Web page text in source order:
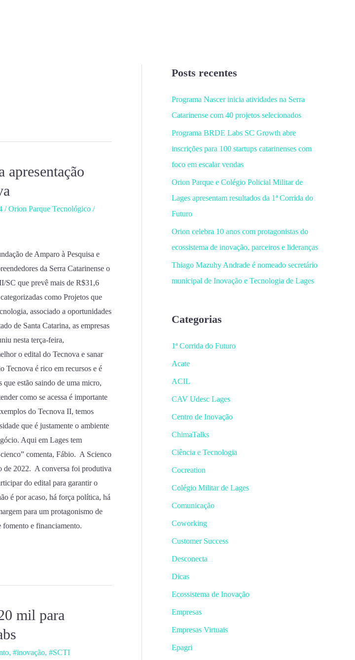
apresentação
/Orion Parque Tecnológico /
de Amparo à Pesquisa e
da Serra Catarinense o
SC que prevê mais de R$31,6
como Projetos que
associado a oportunidades
de Santa Catarina, as empresas
nesta terça-feira,
o edital do Tecnova e sanar
Tecnova é rico em recursos e é
que estão saindo de uma micro,
como se acessa é importante
do Tecnova II, temos
que é justamente o ambiente
Aqui em Lages tem
comenta, Fábio. A Scienco
de 2022. A conversa foi produtiva
do edital para garantir o
é por acaso, há força política, há
para um protagonismo de
e financiamento.
mil para
, #inovação, #SCTI
Posts recentes
Programa Nascer inicia atividades na Serra
Catarinense com 40 projetos selecionados
Programa BRDE Labs SC Growth abre
inscrições para 100 startups catarinenses com
foco em escalar vendas
Orion Parque e Colégio Policial Militar de
Lages apresentam resultados da 1ª Corrida do
Futuro
Orion celebra 10 anos com protagonistas do
ecossistema de inovação, parceiros e lideranças
Thiago Mazuhy Andrade é nomeado secretário
municipal de Inovação e Tecnologia de Lages
Categorias
1ª Corrida do Futuro
Acate
ACIL
CAV Udesc Lages
Centro de Inovação
ChimaTalks
Ciência e Tecnologia
Cocreation
Colégio Militar de Lages
Comunicação
Coworking
Customer Success
Desconecta
Dicas
Ecossistema de Inovação
Empresas
Empresas Virtuais
Epagri